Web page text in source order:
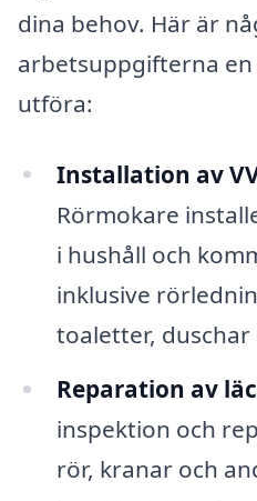
dina behov. Här är
arbetsuppgifterna
utföra:
Installation av
Rörmokare
i hushåll och
inklusive
toaletter, duschar
Reparation av
inspektion och
rör, kranar och